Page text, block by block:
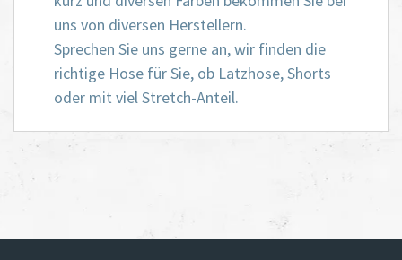
uns von diversen Herstellern.
Sprechen Sie uns gerne an, wir finden die
richtige Hose für Sie, ob Latzhose, Shorts
oder mit viel Stretch-Anteil.